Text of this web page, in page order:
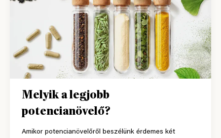
Melyik a legjobb
potencianövelő?
Amikor potencianövelőről beszélünk érdemes két